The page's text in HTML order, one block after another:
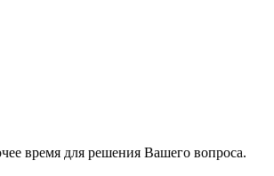
время для решения Вашего вопроса.